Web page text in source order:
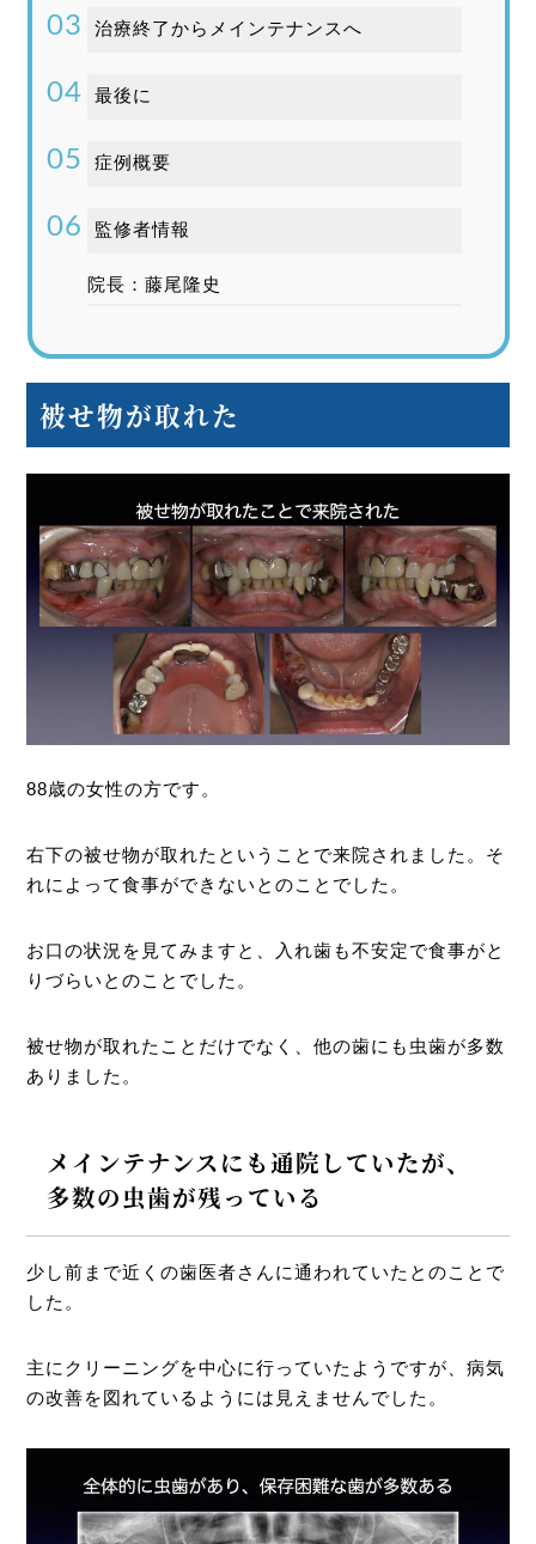
治療終了からメインテナンスへ
最後に
症例概要
監修者情報
院長：藤尾隆史
被せ物が取れた
88歳の女性の方です。
右下の被せ物が取れたということで来院されました。そ
れによって食事ができないとのことでした。
お口の状況を見てみますと、入れ歯も不安定で食事がと
りづらいとのことでした。
被せ物が取れたことだけでなく、他の歯にも虫歯が多数
ありました。
メインテナンスにも通院していたが、
多数の虫歯が残っている
少し前まで近くの歯医者さんに通われていたとのことで
した。
主にクリーニングを中心に行っていたようですが、病気
の改善を図れているようには見えませんでした。